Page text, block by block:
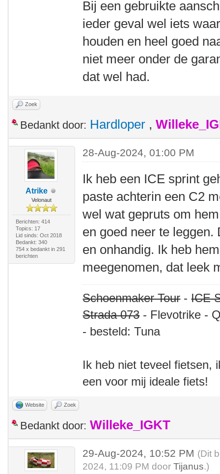
Bij een gebruikte
ieder geval wel iets
houden en heel goed
niet meer onder de
dat wel had.
Zoek
Bedankt door: Hardloper ,
Atrike
Velonaut
Berichten: 414
Topics: 17
Lid sinds: Oct 2018
Bedankt: 340
754 x bedankt in 291
berichten
28-Aug-2024, 01:00 PM
Ik heb een ICE sprint
paste achterin een C2
wel wat gepruts om
en goed neer te
en onhandig. Ik heb
meegenomen, dat leek
Schoenmaker Tour-ICE
Strada 073- Flevotrike -
- besteld: Tuna
Ik heb niet teveel fietsen,
een voor mij ideale fiets!
Website Zoek
Bedankt door: Willeke_IGKT
29-Aug-2024, 10:52 PM (Dit
2024, 11:09 PM doorTijanus.)